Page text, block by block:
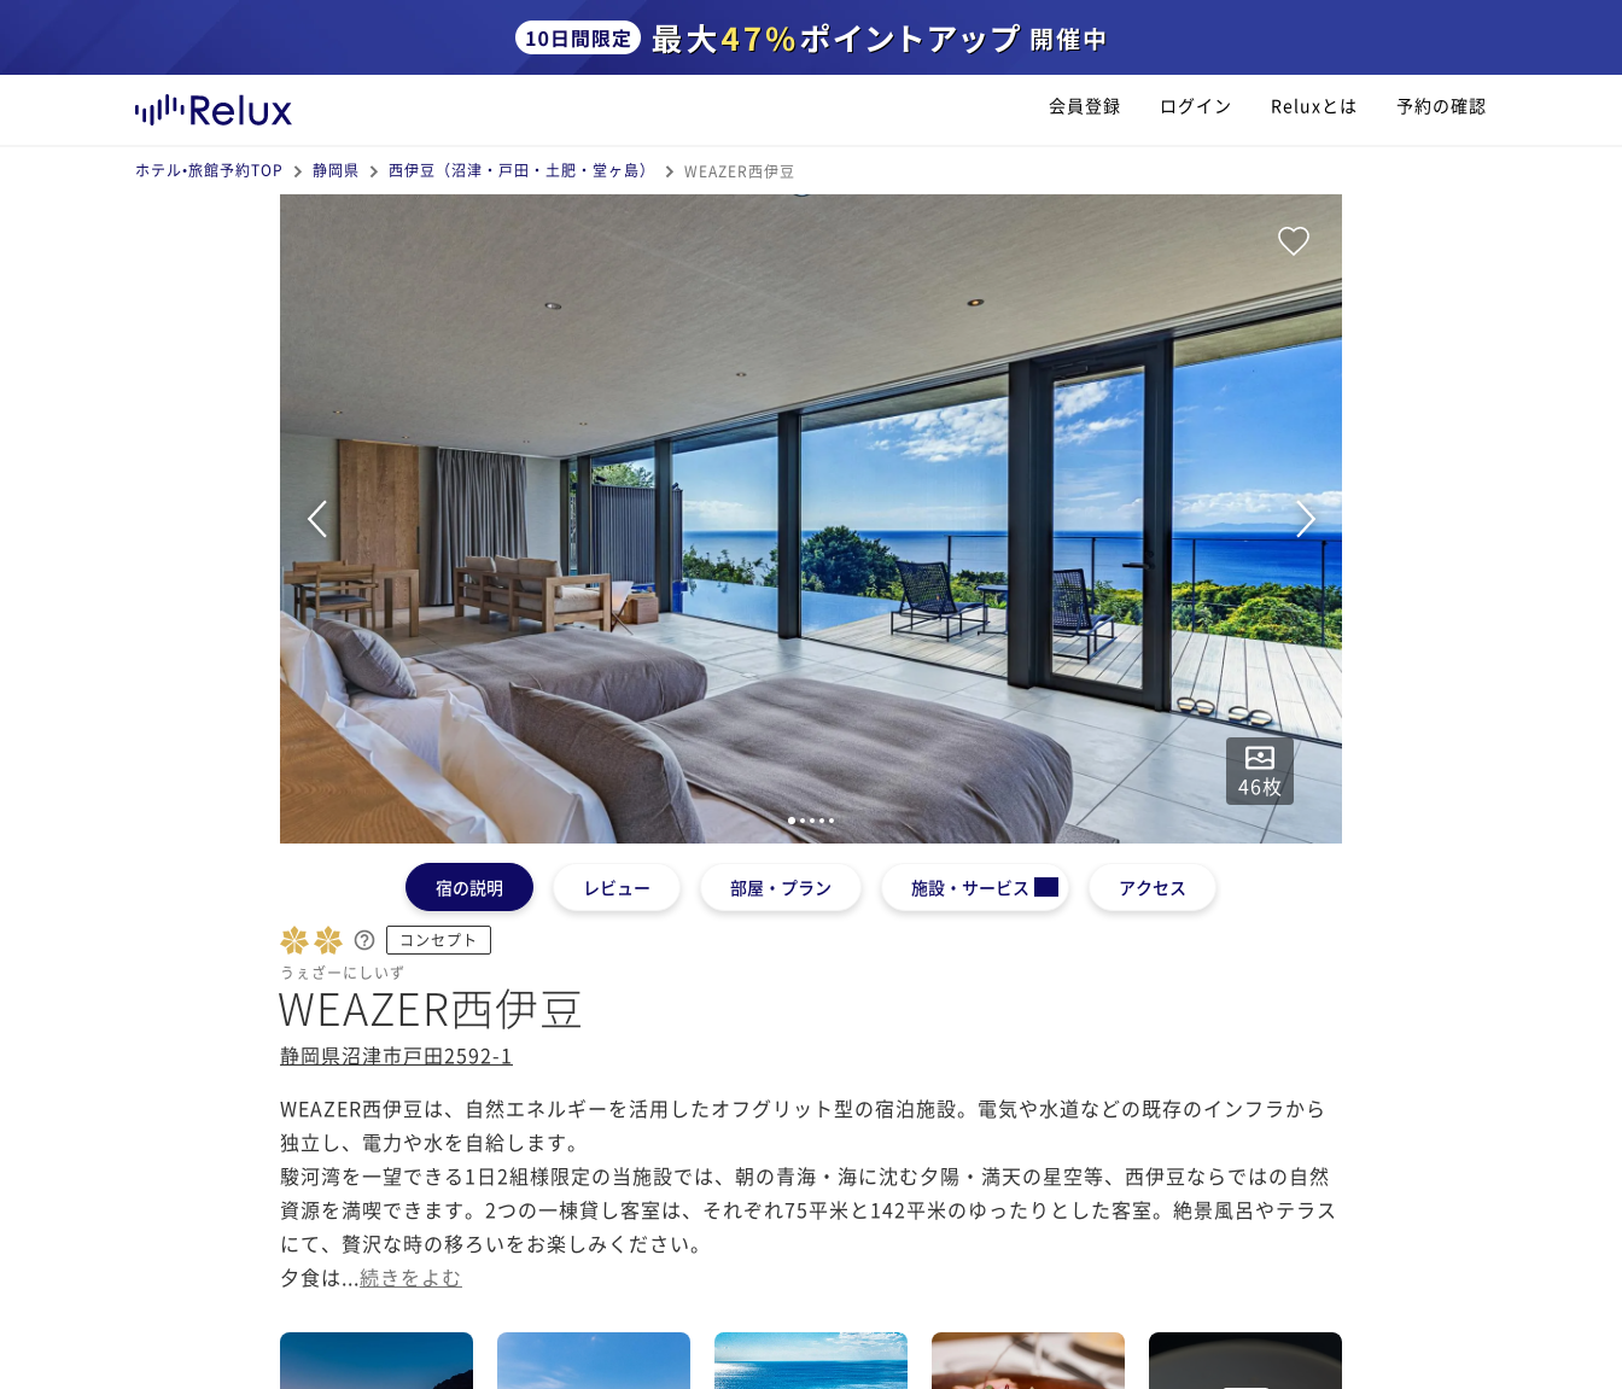
会員登録 ログイン Reluxとは 予約の確認
ホテル•旅館予約TOP 静岡県 西伊豆（沼津・戸田・土肥・堂ヶ島） WEAZER西伊豆
46枚
1 2345
宿の説明 レビュー 部屋・プラン 施設・サービス アクセス
コンセプト
うぇざーにしいず
WEAZER西伊豆
静岡県沼津市戸田2592-1
WEAZER西伊豆は、自然エネルギーを活用したオフグリット型の宿泊施設。電気や水道などの既存のインフラから
独立し、電力や水を自給します。
駿河湾を一望できる1日2組様限定の当施設では、朝の青海・海に沈む夕陽・満天の星空等、西伊豆ならではの自然
資源を満喫できます。2つの一棟貸し客室は、それぞれ75平米と142平米のゆったりとした客室。絶景風呂やテラス
にて、贅沢な時の移ろいをお楽しみください。
夕食は...続きをよむ